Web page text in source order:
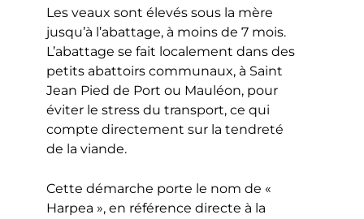
Les veaux sont élevés sous la mère
jusqu’à l’abattage, à moins de 7 mois.
L’abattage se fait localement dans des
petits abattoirs communaux, à Saint
Jean Pied de Port ou Mauléon, pour
éviter le stress du transport, ce qui
compte directement sur la tendreté
de la viande.
Cette démarche porte le nom de «
Harpea », en référence directe à la